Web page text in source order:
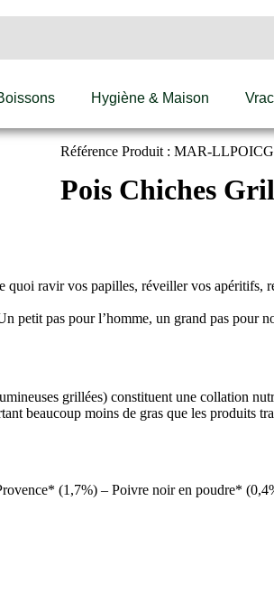
Hygiène & Maison Vrac
Référence Produit : MAR-
Pois Chiches
ravir vos papilles, réveiller vos apéritifs,
petit pas pour l’homme, un grand pas pour
grillées) constituent une collation
beaucoup moins de gras que les produits
(1,7%) – Poivre noir en poudre*